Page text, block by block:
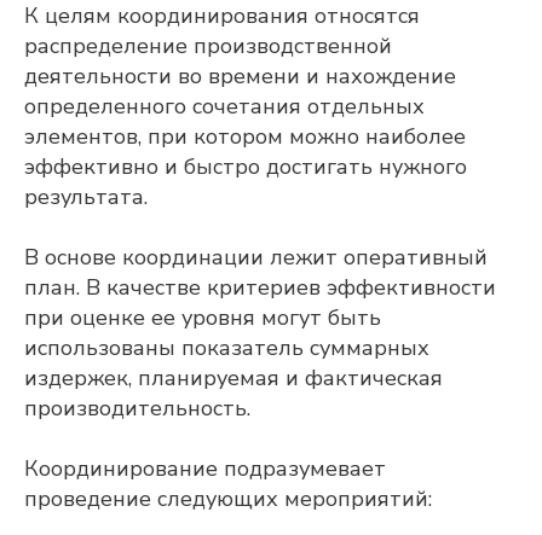
К целям координирования относятся
распределение производственной
деятельности во времени и нахождение
определенного сочетания отдельных
элементов, при котором можно наиболее
эффективно и быстро достигать нужного
результата.
В основе координации лежит оперативный
план. В качестве критериев эффективности
при оценке ее уровня могут быть
использованы показатель суммарных
издержек, планируемая и фактическая
производительность.
Координирование подразумевает
проведение следующих мероприятий: